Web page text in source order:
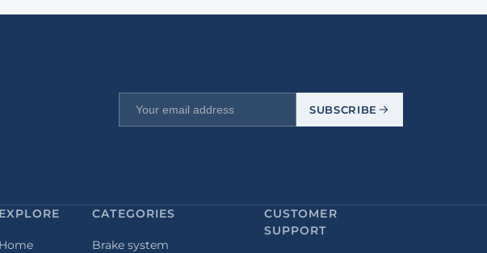
SUBSCRIBE
EXPLORE
Home
CATEGORIES
Brake system
CUSTOMER
SUPPORT